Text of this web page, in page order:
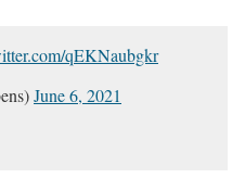
qEKNaubgkr
June 6, 2021